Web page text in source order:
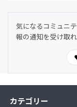
気になるコミュニ
報の通知を受け取れ
カテゴリー